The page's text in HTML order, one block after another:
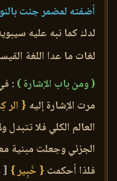
أضفته لمضمر جئت
لدك كما نبه عليه
لغات ما عدا اللغة
( ومن باب الإشارة ):
مرت الإشارة إليه{ الر
العالم الكلي فلا تتبدل
الجزئي وجعلت مبنية
فلذا أحكمت { خَبِير } [